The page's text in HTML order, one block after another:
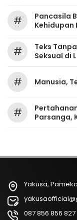
#
Pancasila
Kehidupan
#
Teks
Seksual di
# Manusia,
#
Parsanga,
Yakusa,
087 856 856 827